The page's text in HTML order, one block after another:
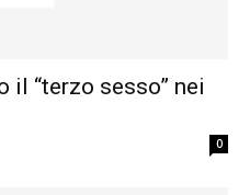
il “terzo sesso” nei
0